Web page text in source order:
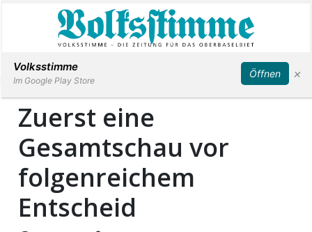
Immobilien
Veranstaltungen
Stellen
Abonnieren Anmelden
Zuerst eine
Gesamtschau vor
folgenreichem
Entscheid
Volksstimme
Im Google Play Store
Öffnen ×